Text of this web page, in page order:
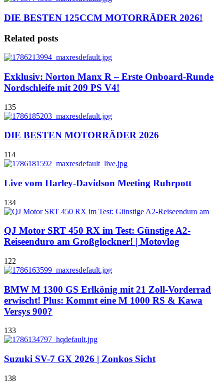
DIE BESTEN 125CCM MOTORRÄDER 2026!
Related posts
Exklusiv: Norton Manx R – Erste Onboard-Runde
Nordschleife mit 209 PS V4!
135
DIE BESTEN MOTORRÄDER 2026
114
Live vom Harley-Davidson Meeting Ruhrpott
134
QJ Motor SRT 450 RX im Test: Günstige A2-
Reiseenduro am Großglockner! | Motovlog
122
BMW M 1300 GS Erlkönig mit 21 Zoll-Vorderrad
erwischt! Plus: Kommt eine M 1000 RS & Kawa
Versys 900?
133
Suzuki SV-7 GX 2026 | Zonkos Sicht
138